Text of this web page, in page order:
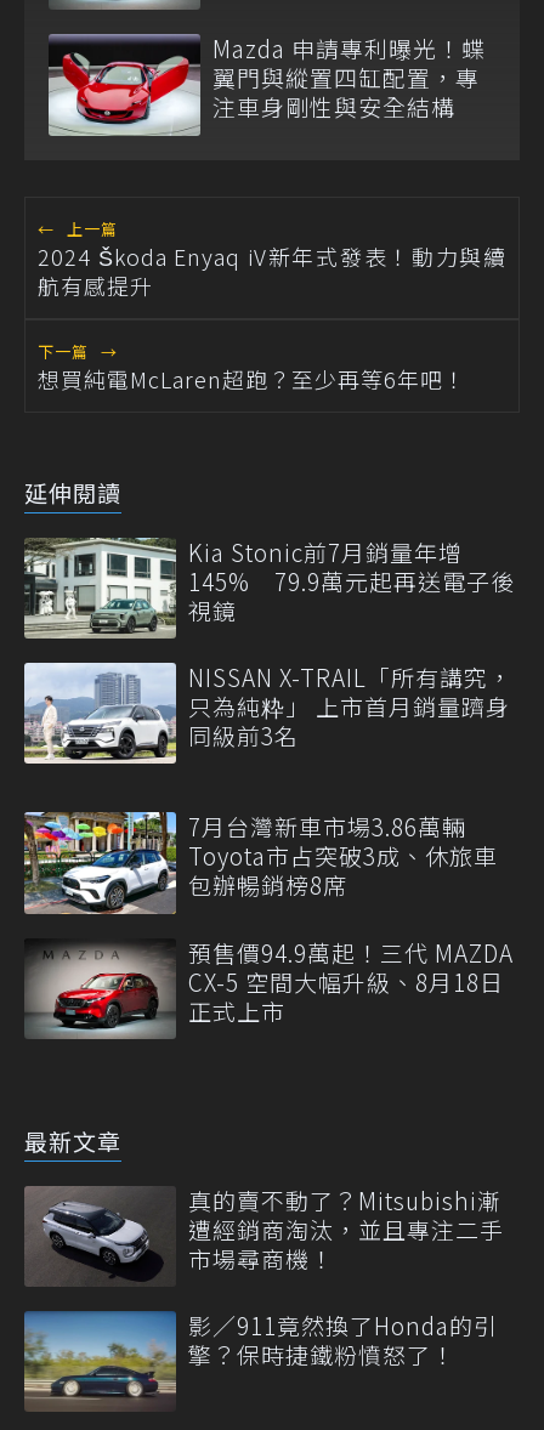
Mazda 申請專利曝光！蝶
翼門與縱置四缸配置，專
注車身剛性與安全結構
← 上一篇
2024 Škoda Enyaq iV新年式發表！動力與續
航有感提升
下一篇 →
想買純電McLaren超跑？至少再等6年吧！
延伸閱讀
Kia Stonic前7月銷量年增
145% 79.9萬元起再送電子後
視鏡
NISSAN X-TRAIL「所有講究，
只為純粋」 上市首月銷量躋身
同級前3名
7月台灣新車市場3.86萬輛
Toyota市占突破3成、休旅車
包辦暢銷榜8席
預售價94.9萬起！三代 MAZDA
CX-5 空間大幅升級、8月18日
正式上市
最新文章
真的賣不動了？Mitsubishi漸
遭經銷商淘汰，並且專注二手
市場尋商機！
影／911竟然換了Honda的引
擎？保時捷鐵粉憤怒了！